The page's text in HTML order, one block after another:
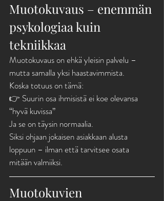
Muotokuvaus – enemmän
psykologiaa kuin
tekniikkaa
Muotokuvaus on ehkä yleisin palvelu –
mutta samalla yksi haastavimmista.
Koska totuus on tämä:
👉 Suurin osa ihmisistä ei koe olevansa
“hyvä kuvissa”
Ja se on täysin normaalia.
Siksi ohjaan jokaisen asiakkaan alusta
loppuun – ilman että tarvitsee osata
mitään valmiiksi.
Muotokuvien